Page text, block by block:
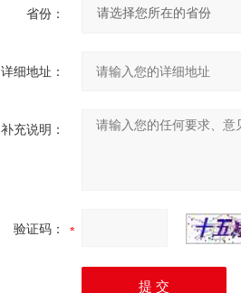
省份：
详细地址：
补充说明：
验证码：